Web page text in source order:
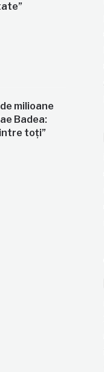
milioane
Badea:
toți”